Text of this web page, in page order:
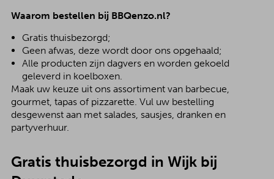
Waarom bestellen bij BBQenzo.nl?
Gratis thuisbezorgd;
Geen afwas, deze wordt door ons opgehaald;
Alle producten zijn dagvers en worden gekoeld
geleverd in koelboxen.
Maak uw keuze uit ons assortiment van barbecue,
gourmet, tapas of pizzarette. Vul uw bestelling
desgewenst aan met salades, sausjes, dranken en
partyverhuur.
Gratis thuisbezorgd in Wijk bij